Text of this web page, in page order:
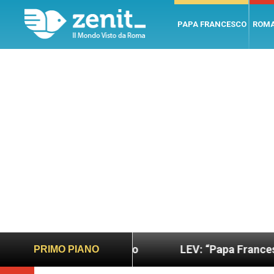
PAPA FRANCESCO
PRIMO PIANO
e giusto LEV: “Papa Francesco. Un uomo